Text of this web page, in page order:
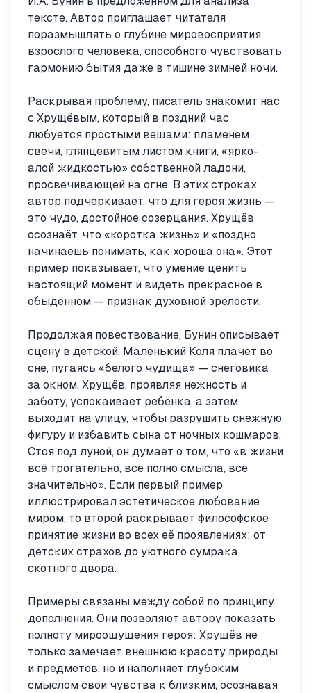
тексте. Автор приглашает читателя
поразмышлять о глубине мировосприятия
взрослого человека, способного чувствовать
гармонию бытия даже в тишине зимней ночи.
Раскрывая проблему, писатель знакомит нас
с Хрущёвым, который в поздний час
любуется простыми вещами: пламенем
свечи, глянцевитым листом книги, «ярко-
алой жидкостью» собственной ладони,
просвечивающей на огне. В этих строках
автор подчеркивает, что для героя жизнь —
это чудо, достойное созерцания. Хрущёв
осознаёт, что «коротка жизнь» и «поздно
начинаешь понимать, как хороша она». Этот
пример показывает, что умение ценить
настоящий момент и видеть прекрасное в
обыденном — признак духовной зрелости.
Продолжая повествование, Бунин описывает
сцену в детской. Маленький Коля плачет во
сне, пугаясь «белого чудища» — снеговика
за окном. Хрущёв, проявляя нежность и
заботу, успокаивает ребёнка, а затем
выходит на улицу, чтобы разрушить снежную
фигуру и избавить сына от ночных кошмаров.
Стоя под луной, он думает о том, что «в жизни
всё трогательно, всё полно смысла, всё
значительно». Если первый пример
иллюстрировал эстетическое любование
миром, то второй раскрывает философское
принятие жизни во всех её проявлениях: от
детских страхов до уютного сумрака
скотного двора.
Примеры связаны между собой по принципу
дополнения. Они позволяют автору показать
полноту мироощущения героя: Хрущёв не
только замечает внешнюю красоту природы
и предметов, но и наполняет глубоким
смыслом свои чувства к близким, осознавая